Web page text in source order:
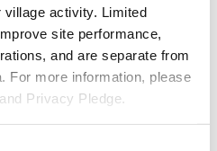
village activity. Limited
site performance,
and are separate from
For more information, please
Privacy Pledge.
combina una tarjeta de débito
para enseñar a los niños a
e invertir.
Junga contra Acorns
a enseñar a sus hijos sobre
Junga contra